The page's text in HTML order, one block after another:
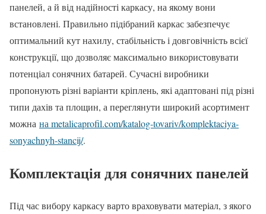
панелей, а й від надійності каркасу, на якому вони
встановлені. Правильно підібраний каркас забезпечує
оптимальний кут нахилу, стабільність і довговічність всієї
конструкції, що дозволяє максимально використовувати
потенціал сонячних батарей. Сучасні виробники
пропонують різні варіанти кріплень, які адаптовані під різні
типи дахів та площин, а переглянути широкий асортимент
можна на metalicaprofil.com/katalog-tovariv/komplektaciya-
sonyachnyh-stancij/.
Комплектація для сонячних панелей
Під час вибору каркасу варто враховувати матеріал, з якого